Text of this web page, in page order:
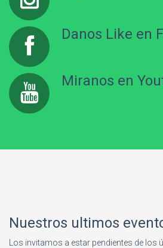
Danos Like en
Miranos en
Nuestros ultimos
Los invitamos a estar pendientes de los